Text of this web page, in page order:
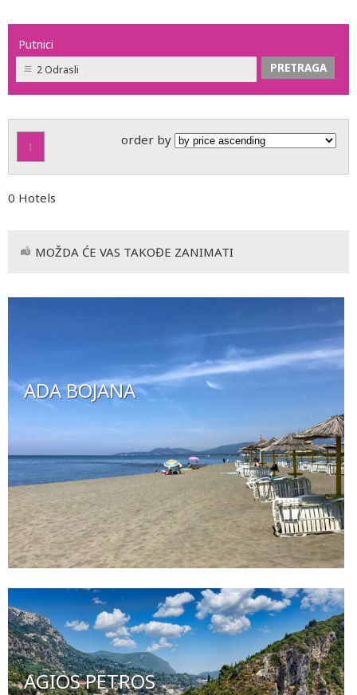
Putnici
2 Odrasli
1 order by
0 Hotels
MOŽDA ĆE VAS TAKOĐE ZANIMATI
ADA BOJANA
AGIOS PETROS